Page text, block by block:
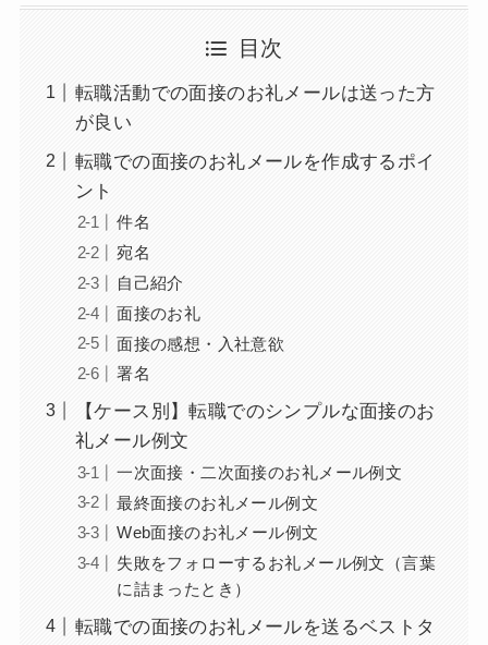
目次
転職活動での面接のお礼メールは送った方
が良い
転職での面接のお礼メールを作成するポイ
ント
件名
宛名
自己紹介
面接のお礼
面接の感想・入社意欲
署名
【ケース別】転職でのシンプルな面接のお
礼メール例文
一次面接・二次面接のお礼メール例文
最終面接のお礼メール例文
Web面接のお礼メール例文
失敗をフォローするお礼メール例文（言葉
に詰まったとき）
転職での面接のお礼メールを送るベストタ